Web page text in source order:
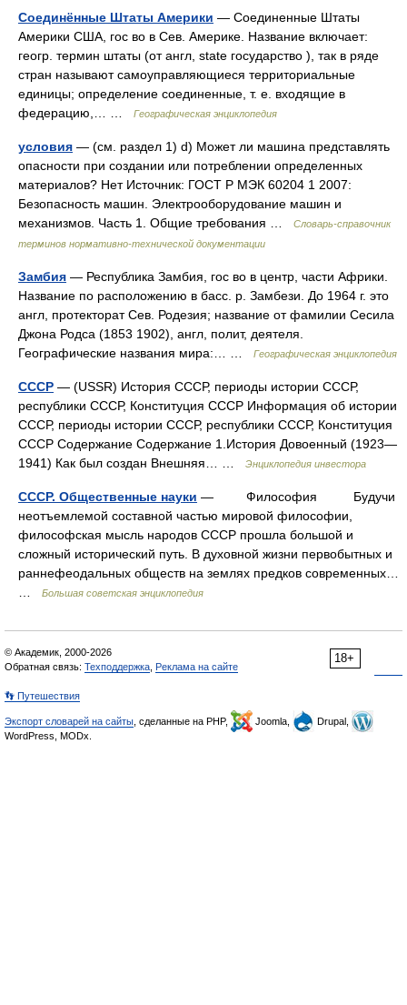
Соединённые Штаты Америки — Соединенные Штаты
Америки США, гос во в Сев. Америке. Название включает:
геогр. термин штаты (от англ, state государство ), так в ряде
стран называют самоуправляющиеся территориальные
единицы; определение соединенные, т. е. входящие в
федерацию,… …
Географическая энциклопедия
условия — (см. раздел 1) d) Может ли машина представлять
опасности при создании или потреблении определенных
материалов? Нет Источник: ГОСТ Р МЭК 60204 1 2007:
Безопасность машин. Электрооборудование машин и
механизмов. Часть 1. Общие требования …
Словарь-справочник
терминов нормативно-технической документации
Замбия — Республика Замбия, гос во в центр, части Африки.
Название по расположению в басс. р. Замбези. До 1964 г. это
англ, протекторат Сев. Родезия; название от фамилии Сесила
Джона Родса (1853 1902), англ, полит, деятеля.
Географические названия мира:… …
Географическая энциклопедия
CCCP — (USSR) История СССР, периоды истории СССР,
республики СССР, Конституция СССР Информация об истории
СССР, периоды истории СССР, республики СССР, Конституция
СССР Содержание Содержание 1.История Довоенный (1923—
1941) Как был создан Внешняя… …
Энциклопедия инвестора
СССР. Общественные науки — Философия Будучи
неотъемлемой составной частью мировой философии,
философская мысль народов СССР прошла большой и
сложный исторический путь. В духовной жизни первобытных и
раннефеодальных обществ на землях предков современных…
Большая советская энциклопедия
18+
© Академик, 2000-2026
Обратная связь: Техподдержка Реклама на сайте
👣 Путешествия
Экспорт словарей на сайты , сделанные на PHP, Joomla,
Drupal,
WordPress, MODx.